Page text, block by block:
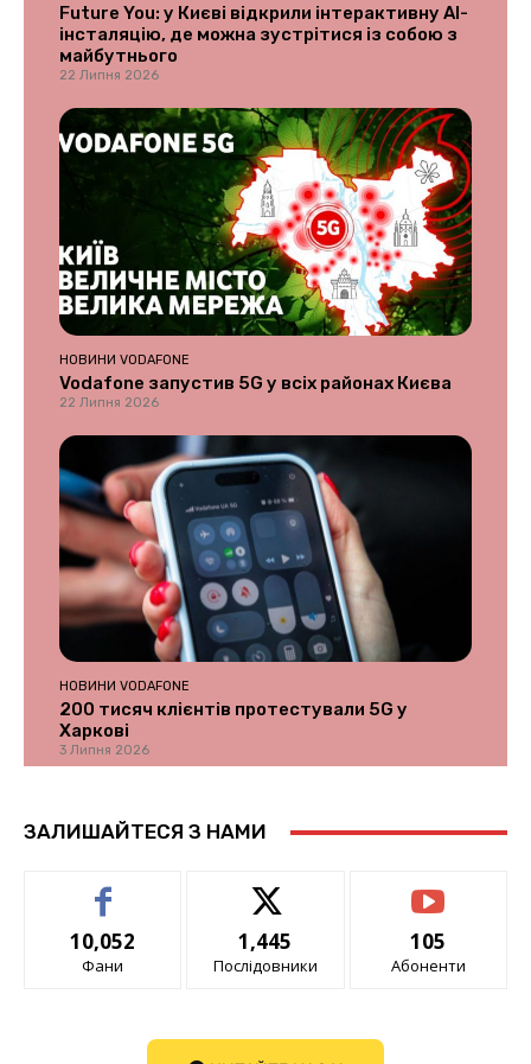
Future You: у Києві відкрили інтерактивну AI-
інсталяцію, де можна зустрітися із собою з
майбутнього
22 Липня 2026
НОВИНИ VODAFONE
Vodafone запустив 5G у всіх районах Києва
22 Липня 2026
НОВИНИ VODAFONE
200 тисяч клієнтів протестували 5G у
Харкові
3 Липня 2026
ЗАЛИШАЙТЕСЯ З НАМИ
10,052
Фани
1,445
Послідовники
105
Абоненти